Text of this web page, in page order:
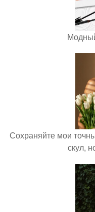
Сохраняйте мои
скул,